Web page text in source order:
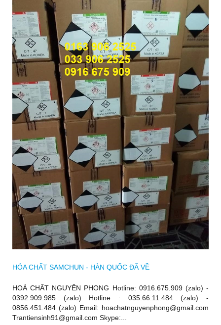
HÓA CHẤT SAMCHUN - HÀN QUỐC ĐÃ VỀ
HOÁ CHẤT NGUYÊN PHONG Hotline: 0916.675.909 (zalo) -
0392.909.985 (zalo) Hotline : 035.66.11.484 (zalo) -
0856.451.484 (zalo) Email: hoachatnguyenphong@gmail.com
Trantiensinh91@gmail.com Skype:...